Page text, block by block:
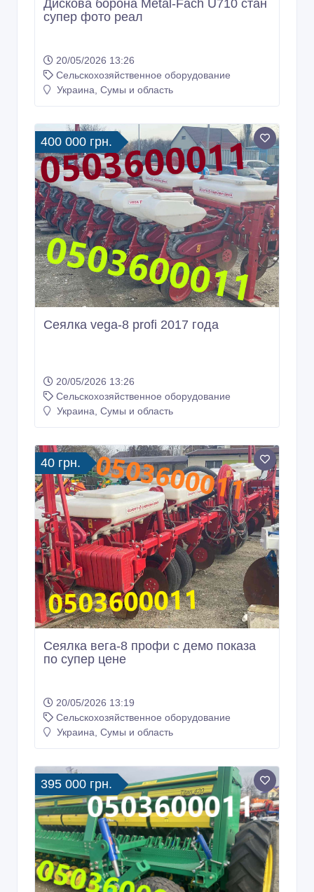
Дискова борона Metal-Fach U710 стан
супер фото реал
20/05/2026 13:26
Сельскохозяйственное оборудование
Украина, Сумы и область
400 000 грн.
Сеялка vega-8 profi 2017 года
20/05/2026 13:26
Сельскохозяйственное оборудование
Украина, Сумы и область
40 грн.
Сеялка вега-8 профи с демо показа
по супер цене
20/05/2026 13:19
Сельскохозяйственное оборудование
Украина, Сумы и область
395 000 грн.